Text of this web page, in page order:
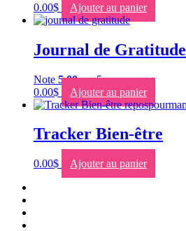
0.00$ Ajouter au panier
Journal de Gratitude
Note 5.00sur 5
0.00$ Ajouter au panier
Tracker Bien-être
0.00$ Ajouter au panier